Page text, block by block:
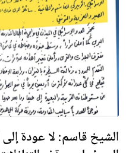
الشيخ قاسم: لا عودة